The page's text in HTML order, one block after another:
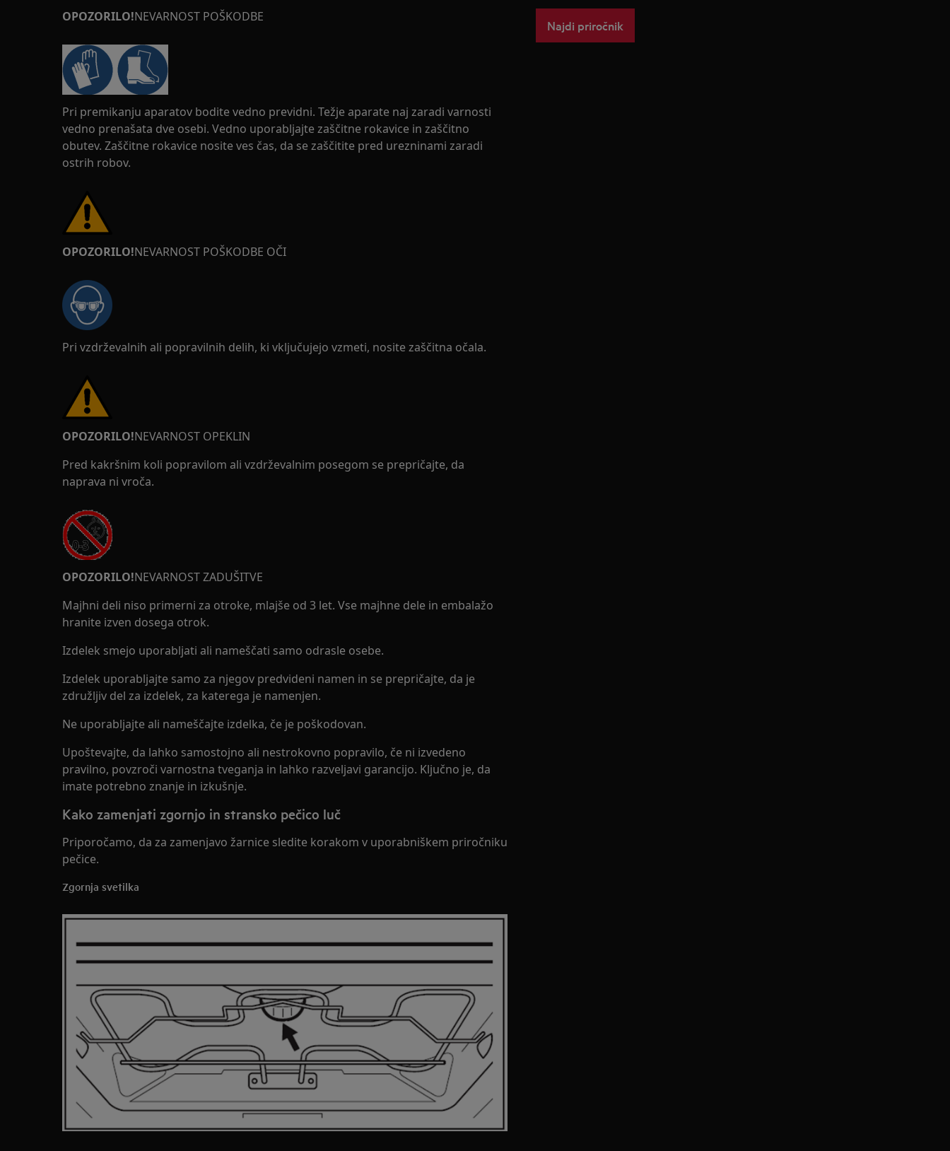
OPOZORILO!NEVARNOST POŠKODBE
Pri premikanju aparatov bodite vedno previdni. Težje aparate naj zaradi varnosti
vedno prenašata dve osebi. Vedno uporabljajte zaščitne rokavice in zaščitno
obutev. Zaščitne rokavice nosite ves čas, da se zaščitite pred urezninami zaradi
ostrih robov.
OPOZORILO!NEVARNOST POŠKODBE OČI
Pri vzdrževalnih ali popravilnih delih, ki vključujejo vzmeti, nosite zaščitna očala.
OPOZORILO!NEVARNOST OPEKLIN
Pred kakršnim koli popravilom ali vzdrževalnim posegom se prepričajte, da
naprava ni vroča.
OPOZORILO!NEVARNOST ZADUŠITVE
Majhni deli niso primerni za otroke, mlajše od 3 let. Vse majhne dele in embalažo
hranite izven dosega otrok.
Izdelek smejo uporabljati ali nameščati samo odrasle osebe.
Izdelek uporabljajte samo za njegov predvideni namen in se prepričajte, da je
združljiv del za izdelek, za katerega je namenjen.
Ne uporabljajte ali nameščajte izdelka, če je poškodovan.
Upoštevajte, da lahko samostojno ali nestrokovno popravilo, če ni izvedeno
pravilno, povzroči varnostna tveganja in lahko razveljavi garancijo. Ključno je, da
imate potrebno znanje in izkušnje.
Kako zamenjati zgornjo in stransko pečico luč
Priporočamo, da za zamenjavo žarnice sledite korakom v uporabniškem priročniku
pečice.
Zgornja svetilka
Najdi priročnik